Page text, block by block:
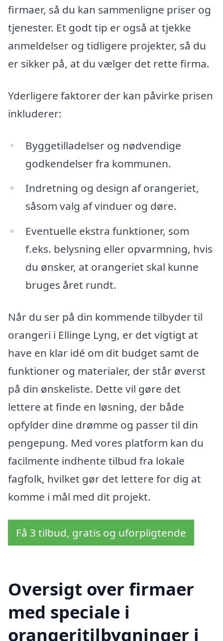
firmaer, så du kan sammenligne priser og
tjenester. Et godt tip er også at tjekke
anmeldelser og tidligere projekter, så du
er sikker på, at du vælger det rette firma.
Yderligere faktorer der kan påvirke prisen
inkluderer:
Byggetilladelser og nødvendige
godkendelser fra kommunen.
Indretning og design af orangeriet,
såsom valg af vinduer og døre.
Eventuelle ekstra funktioner, som
f.eks. belysning eller opvarmning, hvis
du ønsker, at orangeriet skal kunne
bruges året rundt.
Når du ser på din kommende tilbyder til
orangeri i Ellinge Lyng, er det vigtigt at
have en klar idé om dit budget samt de
funktioner og materialer, der står øverst
på din ønskeliste. Dette vil gøre det
lettere at finde en løsning, der både
opfylder dine drømme og passer til din
pengepung. Med vores platform kan du
facilmente indhente tilbud fra lokale
fagfolk, hvilket gør det lettere for dig at
komme i mål med dit projekt.
Få 3 tilbud, gratis og uforpligtende
Oversigt over firmaer
med speciale i
orangeritilbygninger i